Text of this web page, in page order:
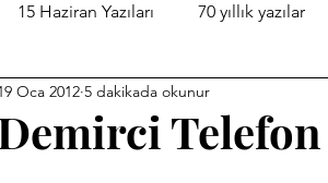
15 Haziran Yazıları 70 yıllık yazılar
Heykelleri Ankara Kitapları
Telefon
Oca 2012 5 dakikada okunur